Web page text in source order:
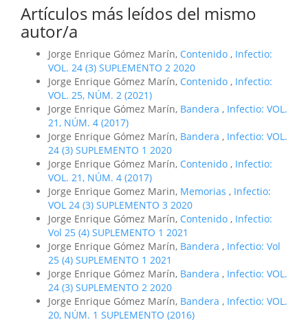
Artículos más leídos del mismo
autor/a
Jorge Enrique Gómez Marín, Contenido , Infectio:
VOL. 24 (3) SUPLEMENTO 2 2020
Jorge Enrique Gómez Marín, Contenido , Infectio:
VOL. 25, NÚM. 2 (2021)
Jorge Enrique Gómez Marín, Bandera , Infectio: VOL.
21, NÚM. 4 (2017)
Jorge Enrique Gómez Marín, Bandera , Infectio: VOL.
24 (3) SUPLEMENTO 1 2020
Jorge Enrique Gómez Marín, Contenido , Infectio:
VOL. 21, NÚM. 4 (2017)
Jorge Enrique Gomez Marin, Memorias , Infectio:
VOL 24 (3) SUPLEMENTO 3 2020
Jorge Enrique Gómez Marín, Contenido , Infectio:
Vol 25 (4) SUPLEMENTO 1 2021
Jorge Enrique Gómez Marín, Bandera , Infectio: Vol
25 (4) SUPLEMENTO 1 2021
Jorge Enrique Gómez Marín, Bandera , Infectio: VOL.
24 (3) SUPLEMENTO 2 2020
Jorge Enrique Gómez Marín, Bandera , Infectio: VOL.
20, NÚM. 1 SUPLEMENTO (2016)